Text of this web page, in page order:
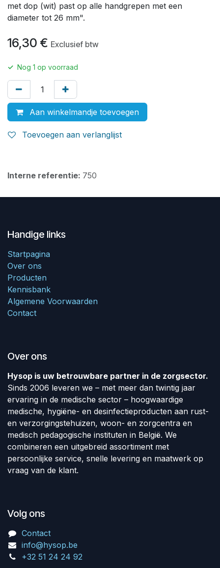
met dop (wit) past op alle handgrepen met een
diameter tot 26 mm".
16,30 € Exclusief btw
✓ Nog 1 op voorraad
Aan winkelmandje toevoegen
Toevoegen aan verlanglijst
Interne referentie: 750
Handige links
Startpagina
Over ons
Producten
Kennisbank
Algemene Voorwaarden
Contact
Over ons
Hysop is uw betrouwbare partner in de zorgsector.
Sinds 2006 leveren we – met meer dan twintig jaar
ervaring in de medische sector – hoogwaardige
medische, hygiëne- en desinfectieproducten aan rust-
en verzorgingstehuizen, woon- en zorgcentra en
medisch pedagogische instituten in België. We
combineren een uitgebreid assortiment met
persoonlijke service, snelle levering en maatwerk op
vraag van de klant.
Volg ons
Contact
info@hysop.be
+32 51 24 24 92